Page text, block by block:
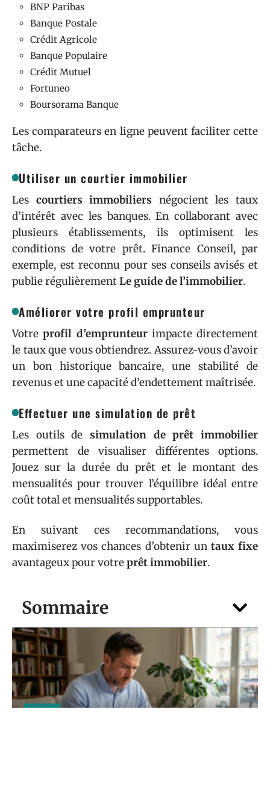
Sommaire
LOYER
BNP Paribas
Banque Postale
Crédit Agricole
Banque Populaire
Crédit Mutuel
Fortuneo
Boursorama Banque
Les comparateurs en ligne peuvent faciliter cette
tâche.
Utiliser un courtier immobilier
Les courtiers immobiliers négocient les taux
d’intérêt avec les banques. En collaborant avec
plusieurs établissements, ils optimisent les
conditions de votre prêt. Finance Conseil, par
exemple, est reconnu pour ses conseils avisés et
publie régulièrementLe guide de l’immobilier.
Améliorer votre profil emprunteur
Votreprofil d’emprunteurimpacte directement
le taux que vous obtiendrez. Assurez-vous d’avoir
un bon historique bancaire, une stabilité de
revenus et une capacité d’endettement maîtrisée.
Effectuer une simulation de prêt
Les outils de simulation de prêt immobilier
permettent de visualiser différentes options.
Jouez sur la durée du prêt et le montant des
mensualités pour trouver l’équilibre idéal entre
coût total et mensualités supportables.
En suivant ces recommandations, vous
maximiserez vos chances d’obtenir un taux fixe
avantageux pour votreprêt immobilier.